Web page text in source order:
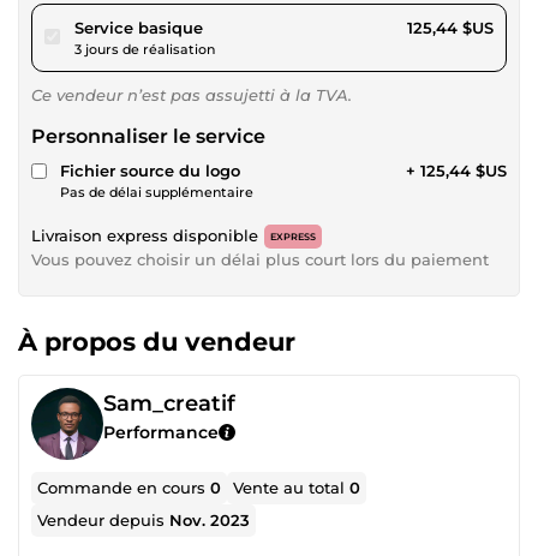
Service basiquepour 115,61 $US
3 jours de réalisation
125,44 $US
Ce vendeur n’est pas assujetti à la TVA.
Personnaliser le service
Fichier source du logo
Pas de délai supplémentaire
+ 125,44 $US
Livraison express disponible EXPRESS
Vous pouvez choisir un délai plus court lors du paiement
À propos du vendeur
Sam_creatif
Performance
Commande en cours0 Vente au total0
Vendeur depuis Nov. 2023